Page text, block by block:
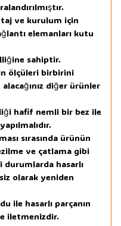
ve kurulum için
elemanları kutu
sahiptir.
ölçüleri birbirini
diğer ürünler
hafif nemli bir bez ile
sırasında ürünün
ve çatlama gibi
hasarlı
olarak yeniden
ile hasarlı parçanın
iletmenizdir.